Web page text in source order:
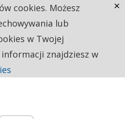
cookies. Możesz
lub
w Twojej
znajdziesz w
×